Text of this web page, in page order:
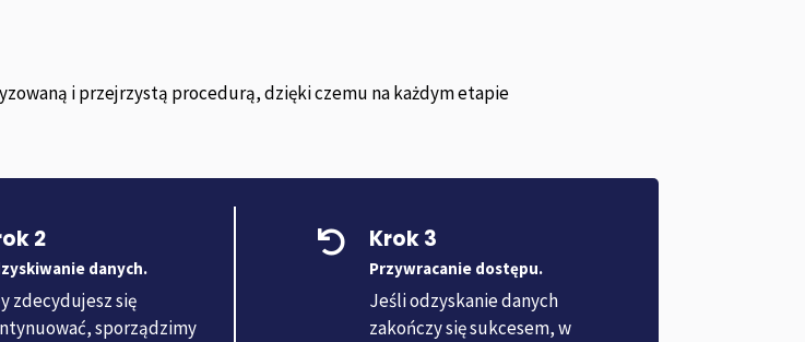
i przejrzystą procedurą, dzięki czemu na każdym etapie
2
danych.
zdecydujesz się
sporządzimy
 Krok 3
Przywracanie dostępu.
Jeśli odzyskanie danych
zakończy się sukcesem, w